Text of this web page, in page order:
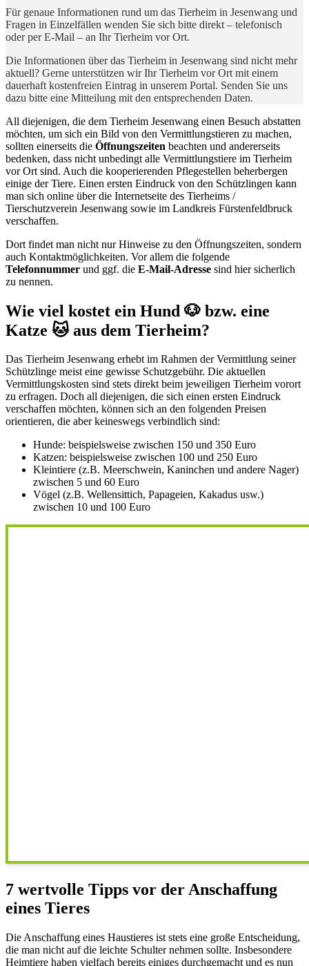
Für genaue Informationen rund um das Tierheim in Jesenwang und
Fragen in Einzelfällen wenden Sie sich bitte direkt – telefonisch
oder per E-Mail – an Ihr Tierheim vor Ort.
Die Informationen über das Tierheim in Jesenwang sind nicht mehr
aktuell? Gerne unterstützen wir Ihr Tierheim vor Ort mit einem
dauerhaft kostenfreien Eintrag in unserem Portal. Senden Sie uns
dazu bitte eine Mitteilung mit den entsprechenden Daten.
All diejenigen, die dem Tierheim Jesenwang einen Besuch abstatten
möchten, um sich ein Bild von den Vermittlungstieren zu machen,
sollten einerseits die Öffnungszeiten beachten und andererseits
bedenken, dass nicht unbedingt alle Vermittlungstiere im Tierheim
vor Ort sind. Auch die kooperierenden Pflegestellen beherbergen
einige der Tiere. Einen ersten Eindruck von den Schützlingen kann
man sich online über die Internetseite des Tierheims /
Tierschutzverein Jesenwang sowie im Landkreis Fürstenfeldbruck
verschaffen.
Dort findet man nicht nur Hinweise zu den Öffnungszeiten, sondern
auch Kontaktmöglichkeiten. Vor allem die folgende
Telefonnummer und ggf. die E-Mail-Adresse sind hier sicherlich
zu nennen.
Wie viel kostet ein Hund 🐶 bzw. eine
Katze 🐱 aus dem Tierheim?
Das Tierheim Jesenwang erhebt im Rahmen der Vermittlung seiner
Schützlinge meist eine gewisse Schutzgebühr. Die aktuellen
Vermittlungskosten sind stets direkt beim jeweiligen Tierheim vorort
zu erfragen. Doch all diejenigen, die sich einen ersten Eindruck
verschaffen möchten, können sich an den folgenden Preisen
orientieren, die aber keineswegs verbindlich sind:
Hunde: beispielsweise zwischen 150 und 350 Euro
Katzen: beispielsweise zwischen 100 und 250 Euro
Kleintiere (z.B. Meerschwein, Kaninchen und andere Nager)
zwischen 5 und 60 Euro
Vögel (z.B. Wellensittich, Papageien, Kakadus usw.)
zwischen 10 und 100 Euro
7 wertvolle Tipps vor der Anschaffung
eines Tieres
Die Anschaffung eines Haustieres ist stets eine große Entscheidung,
die man nicht auf die leichte Schulter nehmen sollte. Insbesondere
Heimtiere haben vielfach bereits einiges durchgemacht und es nun